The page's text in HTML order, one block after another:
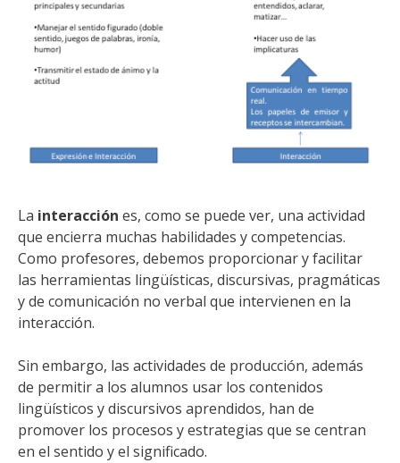
La interacción es, como se puede ver, una actividad
que encierra muchas habilidades y competencias.
Como profesores, debemos proporcionar y facilitar
las herramientas lingüísticas, discursivas, pragmáticas
y de comunicación no verbal que intervienen en la
interacción.
Sin embargo, las actividades de producción, además
de permitir a los alumnos usar los contenidos
lingüísticos y discursivos aprendidos, han de
promover los procesos y estrategias que se centran
en el sentido y el significado.